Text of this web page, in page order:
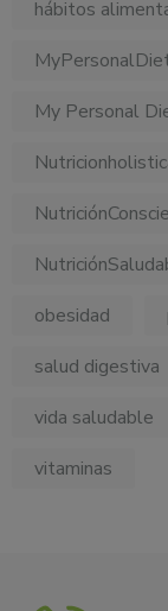
hábitos
My Personal
obesidad
salud digestiva
vida saludable
vitaminas